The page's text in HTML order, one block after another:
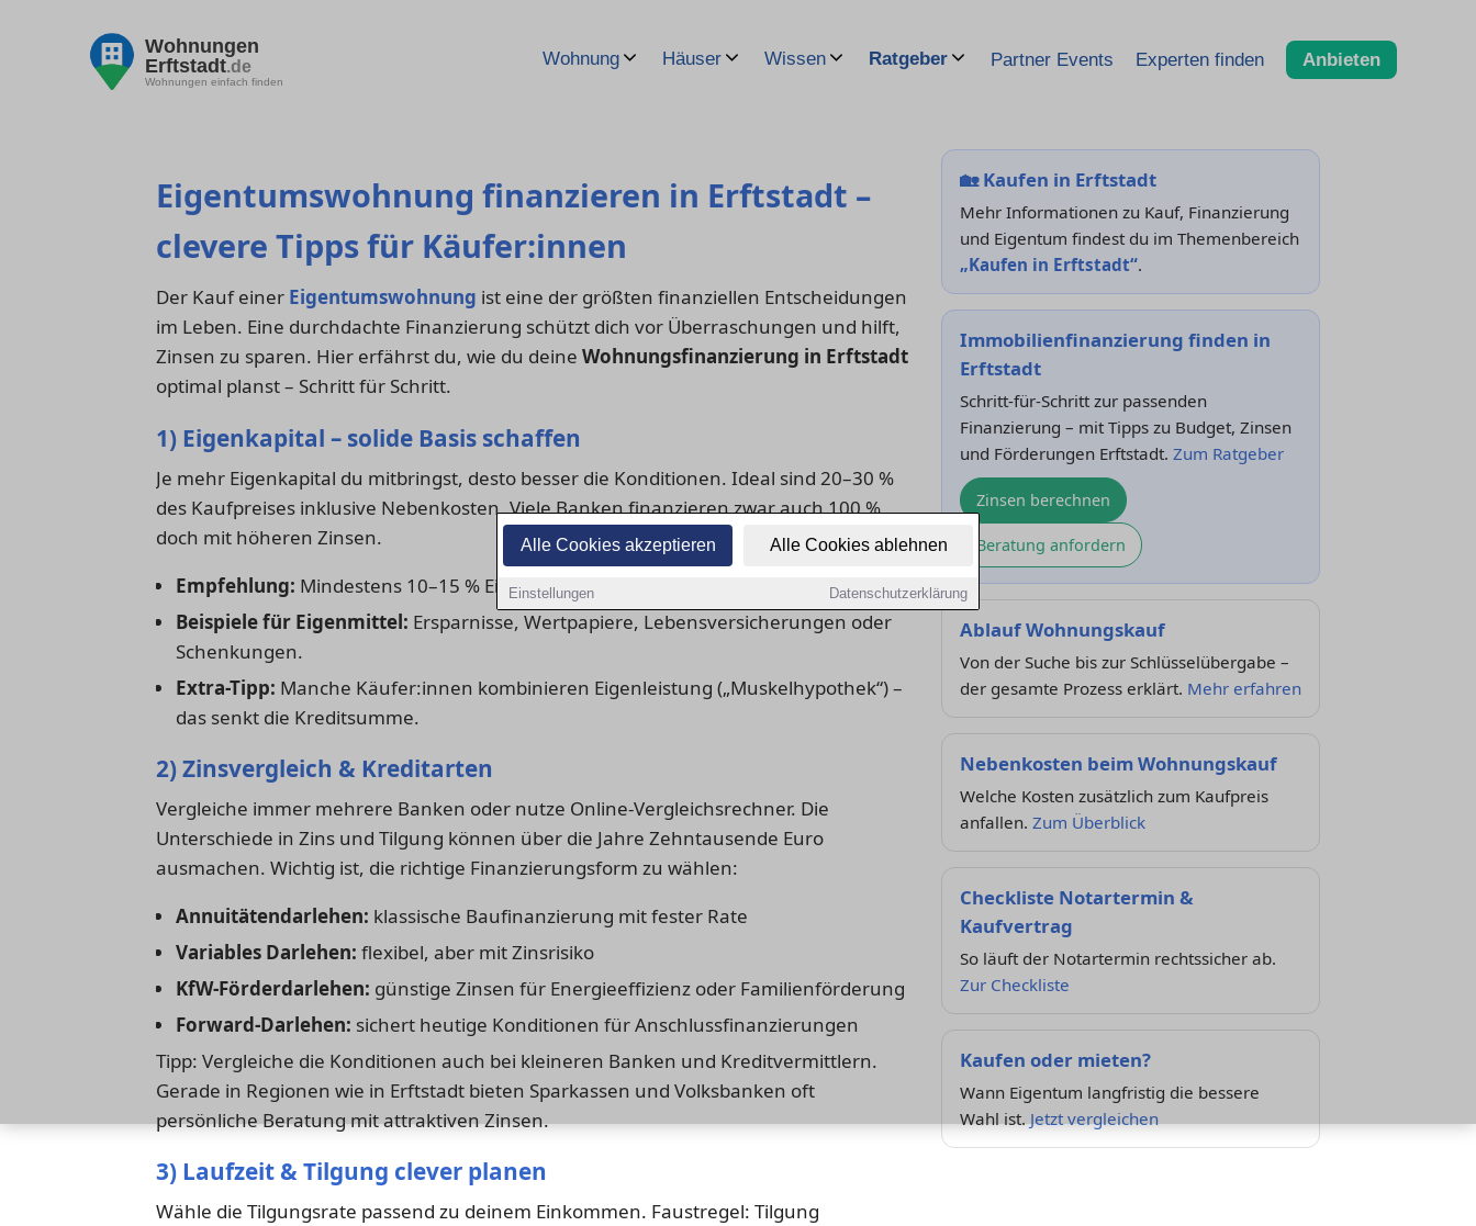
Alle Cookies akzeptieren Alle Cookies ablehnen
Einstellungen Datenschutzerklärung
Wohnungen
Erftstadt.de
Wohnungen einfach finden
Wohnung Häuser Wissen Ratgeber Partner Events Experten finden Anbieten
Eigentumswohnung finanzieren in Erftstadt –
clevere Tipps für Käufer:innen
Der Kauf einer Eigentumswohnung ist eine der größten finanziellen Entscheidungen
im Leben. Eine durchdachte Finanzierung schützt dich vor Überraschungen und hilft,
Zinsen zu sparen. Hier erfährst du, wie du deine Wohnungsfinanzierung in Erftstadt
optimal planst – Schritt für Schritt.
1) Eigenkapital – solide Basis schaffen
Je mehr Eigenkapital du mitbringst, desto besser die Konditionen. Ideal sind 20–30 %
des Kaufpreises inklusive Nebenkosten. Viele Banken finanzieren zwar auch 100 %,
doch mit höheren Zinsen.
Empfehlung: Mindestens 10–15 % Eigenkapital plus Rücklage für Nebenkosten.
Beispiele für Eigenmittel: Ersparnisse, Wertpapiere, Lebensversicherungen oder
Schenkungen.
Extra-Tipp: Manche Käufer:innen kombinieren Eigenleistung („Muskelhypothek“) –
das senkt die Kreditsumme.
2) Zinsvergleich & Kreditarten
Vergleiche immer mehrere Banken oder nutze Online-Vergleichsrechner. Die
Unterschiede in Zins und Tilgung können über die Jahre Zehntausende Euro
ausmachen. Wichtig ist, die richtige Finanzierungsform zu wählen:
Annuitätendarlehen: klassische Baufinanzierung mit fester Rate
Variables Darlehen: flexibel, aber mit Zinsrisiko
KfW-Förderdarlehen: günstige Zinsen für Energieeffizienz oder Familienförderung
Forward-Darlehen: sichert heutige Konditionen für Anschlussfinanzierungen
Tipp: Vergleiche die Konditionen auch bei kleineren Banken und Kreditvermittlern.
Gerade in Regionen wie in Erftstadt bieten Sparkassen und Volksbanken oft
persönliche Beratung mit attraktiven Zinsen.
3) Laufzeit & Tilgung clever planen
Wähle die Tilgungsrate passend zu deinem Einkommen. Faustregel: Tilgung
🏡Kaufen in Erftstadt
Mehr Informationen zu Kauf, Finanzierung
und Eigentum findest du im Themenbereich
„Kaufen in Erftstadt“.
Immobilienfinanzierung finden in
Erftstadt
Schritt-für-Schritt zur passenden
Finanzierung – mit Tipps zu Budget, Zinsen
und Förderungen Erftstadt. Zum Ratgeber
Zinsen berechnen
Beratung anfordern
Ablauf Wohnungskauf
Von der Suche bis zur Schlüsselübergabe –
der gesamte Prozess erklärt. Mehr erfahren
Nebenkosten beim Wohnungskauf
Welche Kosten zusätzlich zum Kaufpreis
anfallen. Zum Überblick
Checkliste Notartermin &
Kaufvertrag
So läuft der Notartermin rechtssicher ab.
Zur Checkliste
Kaufen oder mieten?
Wann Eigentum langfristig die bessere
Wahl ist.Jetzt vergleichen